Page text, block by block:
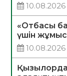
10.08.2026
«Отбасы
үшін
10.08.2026